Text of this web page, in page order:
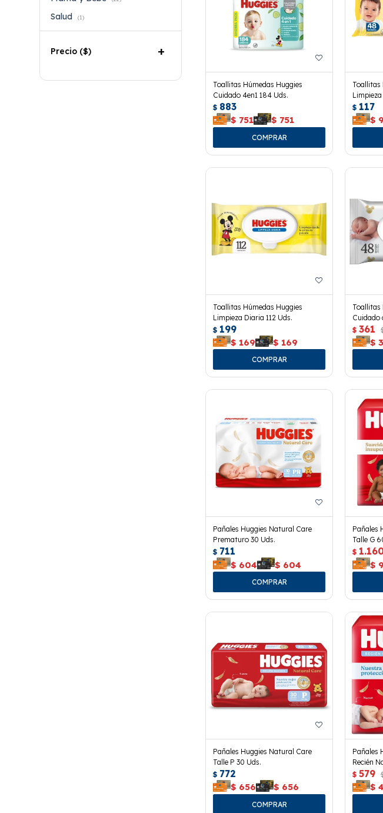
Toallitas Húmedas Huggies
Cuidado 4en1 184 Uds.
$ 883
$ 751 $ 751
Toallitas
$ 117
$
Toallitas Húmedas Huggies
Limpieza Diaria 112 Uds.
$ 199
$ 169 $ 169
Toallitas
Cuidado
$ 361
$
Pañales Huggies Natural Care
Prematuro 30 Uds.
$ 711
$ 604 $ 604
Pañales
Talle G
$
$
Pañales Huggies Natural Care
Talle P 30 Uds.
$ 772
$ 656 $ 656
Pañales
Recién
$ 579
$
Salud (1)
Precio ($)